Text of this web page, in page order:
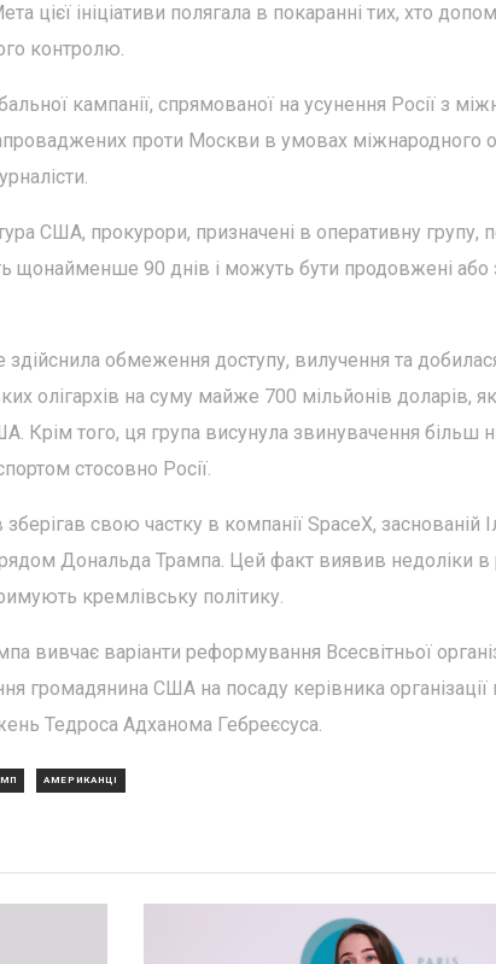
цієї ініціативи полягала в покаранні тих, хто
контролю.
кампанії, спрямованої на усунення Росії з
проти Москви в умовах міжнародного
США, прокурори, призначені в оперативну групу,
щонайменше 90 днів і можуть бути продовжені або
обмеження доступу, вилучення та
олігархів на суму майже 700 мільйонів доларів,
Крім того, ця група висунула звинувачення більш
стосовно Росії.
свою частку в компанії SpaceX, заснованій
Дональда Трампа. Цей факт виявив недоліки в
кремлівську політику.
варіанти реформування Всесвітньої
громадянина США на посаду керівника організації
Тедроса Адханома Гебреєсуса.
АМЕРИКАНЦІ